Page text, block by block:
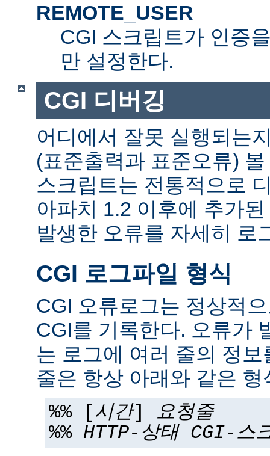
REMOTE_USER
CGI 스크립트가 인증
만 설정한다.
CGI 디버깅
어디에서 잘못 실행되는
(표준출력과 표준오류)
스크립트는 전통적으로
아파치 1.2 이후에 추가
발생한 오류를 자세히 로
CGI 로그파일 형식
CGI 오류로그는 정상적
CGI를 기록한다. 오류가
는 로그에 여러 줄의 정
줄은 항상 아래와 같은 형
%% [시간] 요청줄
%% HTTP-상태 CGI-스